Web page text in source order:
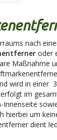
nach
oder
Maßnahme
wird in einer
im
hierbei um
dient